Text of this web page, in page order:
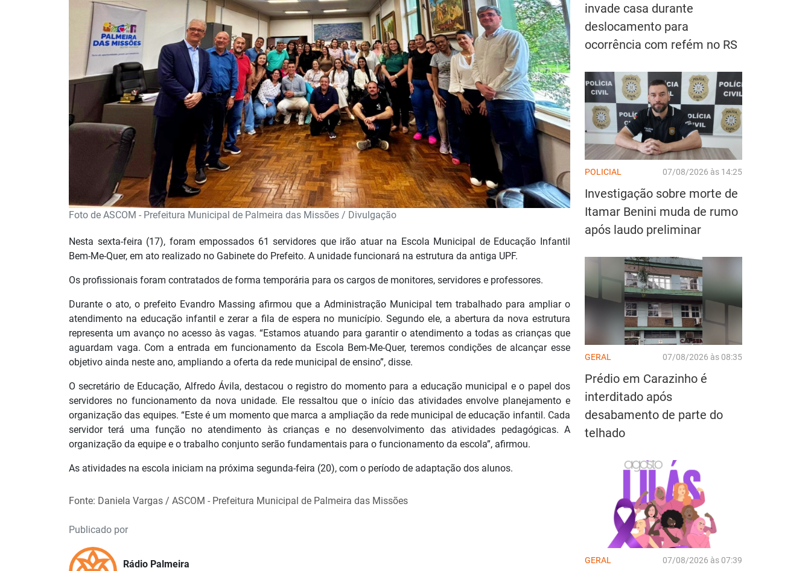
Foto de ASCOM - Prefeitura Municipal de Palmeira das Missões / Divulgação
Nesta sexta-feira (17), foram empossados 61 servidores que irão atuar na Escola Municipal de Educação Infantil
Bem-Me-Quer, em ato realizado no Gabinete do Prefeito. A unidade funcionará na estrutura da antiga UPF.
Os profissionais foram contratados de forma temporária para os cargos de monitores, servidores e professores.
Durante o ato, o prefeito Evandro Massing afirmou que a Administração Municipal tem trabalhado para ampliar o
atendimento na educação infantil e zerar a fila de espera no município. Segundo ele, a abertura da nova estrutura
representa um avanço no acesso às vagas. “Estamos atuando para garantir o atendimento a todas as crianças que
aguardam vaga. Com a entrada em funcionamento da Escola Bem-Me-Quer, teremos condições de alcançar esse
objetivo ainda neste ano, ampliando a oferta da rede municipal de ensino”, disse.
O secretário de Educação, Alfredo Ávila, destacou o registro do momento para a educação municipal e o papel dos
servidores no funcionamento da nova unidade. Ele ressaltou que o início das atividades envolve planejamento e
organização das equipes. “Este é um momento que marca a ampliação da rede municipal de educação infantil. Cada
servidor terá uma função no atendimento às crianças e no desenvolvimento das atividades pedagógicas. A
organização da equipe e o trabalho conjunto serão fundamentais para o funcionamento da escola”, afirmou.
As atividades na escola iniciam na próxima segunda-feira (20), com o período de adaptação dos alunos.
Fonte: Daniela Vargas / ASCOM - Prefeitura Municipal de Palmeira das Missões
Publicado por
Rádio Palmeira
invade casa durante
deslocamento para
ocorrência com refém no RS
POLICIAL 07/08/2026 às 14:25
Investigação sobre morte de
Itamar Benini muda de rumo
após laudo preliminar
GERAL 07/08/2026 às 08:35
Prédio em Carazinho é
interditado após
desabamento de parte do
telhado
GERAL 07/08/2026 às 07:39